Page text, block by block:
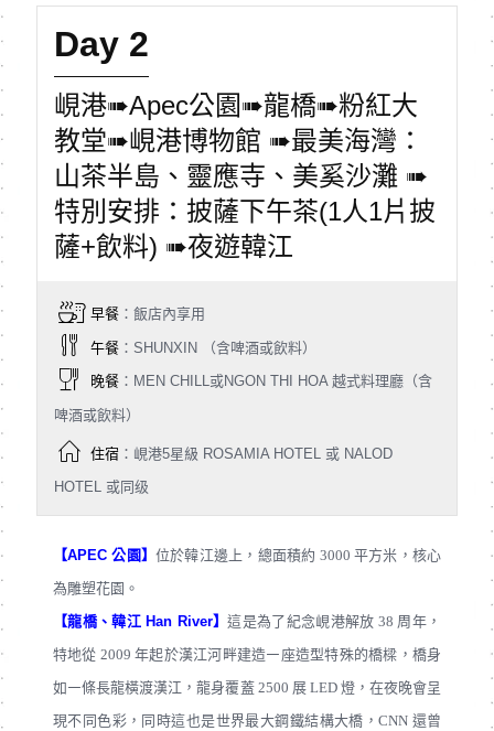
Day 2
峴港➠Apec公園➠龍橋➠粉紅大
教堂➠峴港博物館 ➠最美海灣：
山茶半島、靈應寺、美奚沙灘 ➠
特別安排：披薩下午茶(1人1片披
薩+飲料) ➠夜遊韓江
早餐：飯店內享用
午餐：SHUNXIN （含啤酒或飲料）
晚餐：MEN CHILL或NGON THI HOA 越式料理廳（含
啤酒或飲料）
住宿：峴港5星級 ROSAMIA HOTEL 或 NALOD
HOTEL 或同级
【APEC 公園】位於韓江邊上，總面積約 3000 平方米，核心
為雕塑花園。
【龍橋、韓江 Han River】這是為了紀念峴港解放 38 周年，
特地從 2009 年起於漢江河畔建造㇐座造型特殊的橋樑，橋身
如㇐條⾧龍橫渡漢江，龍身覆蓋 2500 展 LED 燈，在夜晚會呈
現不同色彩，同時這也是世界最大鋼鐵結構大橋，CNN 還曾